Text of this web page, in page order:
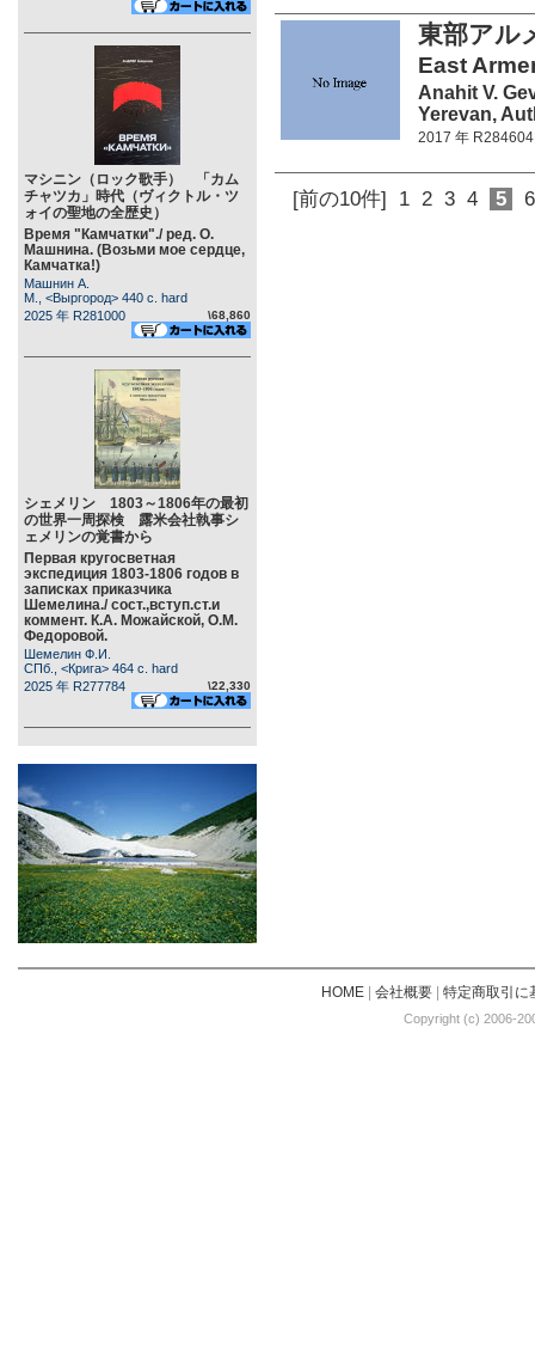
マシニン（ロック歌手） 「カム
チャツカ」時代（ヴィクトル・ツ
ォイの聖地の全歴史）
Время "Камчатки"./ ред. О.
Машнина. (Возьми мое сердце,
Камчатка!)
Машнин А.
М., <Выргород> 440 c. hard
2025 年 R281000
\68,860
シェメリン 1803～1806年の最初
の世界一周探検 露米会社執事シ
ェメリンの覚書から
Первая кругосветная
экспедиция 1803-1806 годов в
записках приказчика
Шемелина./ сост.,вступ.ст.и
коммент. К.А. Можайской, О.М.
Федоровой.
Шемелин Ф.И.
СПб., <Крига> 464 c. hard
2025 年 R277784
\22,330
東部アル
East
Anahit V.
Yerevan,
2017 年 R284604
[前の10件] 1 2 3 4 5 6
HOME| 会社概要| 特定商取引に
Copyright (c) 2006-